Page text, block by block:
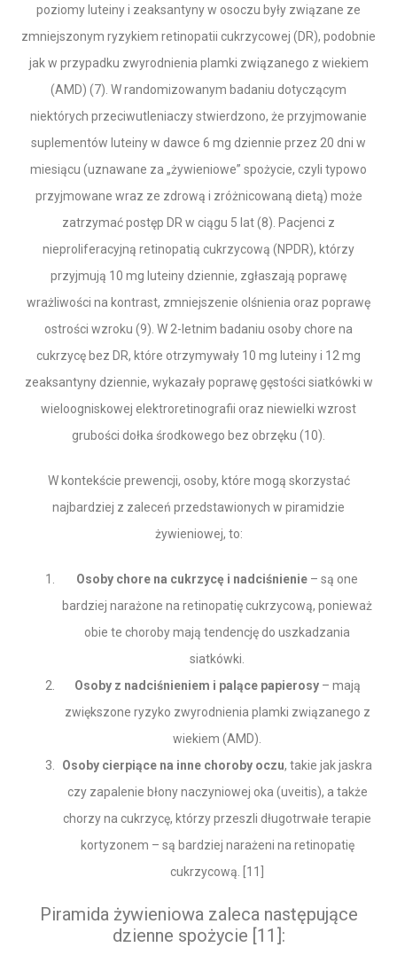
poziomy luteiny i zeaksantyny w osoczu były związane ze
zmniejszonym ryzykiem retinopatii cukrzycowej (DR), podobnie
jak w przypadku zwyrodnienia plamki związanego z wiekiem
(AMD) (7). W randomizowanym badaniu dotyczącym
niektórych przeciwutleniaczy stwierdzono, że przyjmowanie
suplementów luteiny w dawce 6 mg dziennie przez 20 dni w
miesiącu (uznawane za „żywieniowe” spożycie, czyli typowo
przyjmowane wraz ze zdrową i zróżnicowaną dietą) może
zatrzymać postęp DR w ciągu 5 lat (8). Pacjenci z
nieproliferacyjną retinopatią cukrzycową (NPDR), którzy
przyjmują 10 mg luteiny dziennie, zgłaszają poprawę
wrażliwości na kontrast, zmniejszenie olśnienia oraz poprawę
ostrości wzroku (9). W 2-letnim badaniu osoby chore na
cukrzycę bez DR, które otrzymywały 10 mg luteiny i 12 mg
zeaksantyny dziennie, wykazały poprawę gęstości siatkówki w
wieloogniskowej elektroretinografii oraz niewielki wzrost
grubości dołka środkowego bez obrzęku (10).
W kontekście prewencji, osoby, które mogą skorzystać
najbardziej z zaleceń przedstawionych w piramidzie
żywieniowej, to:
Osoby chore na cukrzycę i nadciśnienie – są one
bardziej narażone na retinopatię cukrzycową, ponieważ
obie te choroby mają tendencję do uszkadzania
siatkówki.
Osoby z nadciśnieniem i palące papierosy– mają
zwiększone ryzyko zwyrodnienia plamki związanego z
wiekiem (AMD).
Osoby cierpiące na inne choroby oczu, takie jak jaskra
czy zapalenie błony naczyniowej oka (uveitis), a także
chorzy na cukrzycę, którzy przeszli długotrwałe terapie
kortyzonem – są bardziej narażeni na retinopatię
cukrzycową. [11]
Piramida żywieniowa zaleca następujące
dzienne spożycie [11]: